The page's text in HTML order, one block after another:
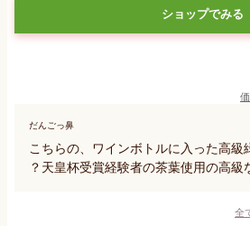
ショップでみる
だんごっ鼻
こちらの、ワインボトルに入った高級
？天皇杯受賞経験者の茶葉使用の高級
全